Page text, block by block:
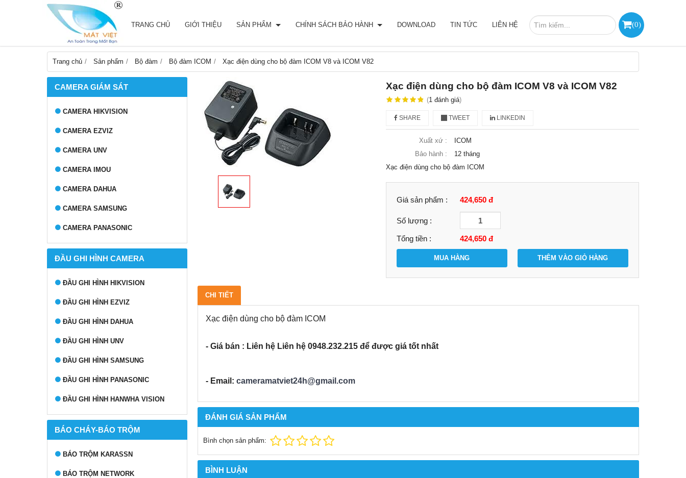
(0)
TRANG CHỦ GIỚI THIỆU SẢN PHẨM CHÍNH SÁCH BẢO HÀNH DOWNLOAD TIN TỨC LIÊN HỆ
Trang chủ Sản phẩm Bộ đàm Bộ đàm ICOM Xạc điện dùng cho bộ đàm ICOM V8 và ICOM V82
CAMERA GIÁM SÁT
CAMERA HIKVISION
CAMERA EZVIZ
CAMERA UNV
CAMERA IMOU
CAMERA DAHUA
CAMERA SAMSUNG
CAMERA PANASONIC
ĐẦU GHI HÌNH CAMERA
ĐẦU GHI HÌNH HIKVISION
ĐẦU GHI HÌNH EZVIZ
ĐẦU GHI HÌNH DAHUA
ĐẦU GHI HÌNH UNV
ĐẦU GHI HÌNH SAMSUNG
ĐẦU GHI HÌNH PANASONIC
ĐẦU GHI HÌNH HANWHA VISION
BÁO CHÁY-BÁO TRỘM
BÁO TRỘM KARASSN
BÁO TRỘM NETWORK
Xạc điện dùng cho bộ đàm ICOM V8 và ICOM V82
(1 đánh giá)
SHARE TWEET LINKEDIN
Xuất xứ :
ICOM
Bảo hành :
12 tháng
Xạc điện dùng cho bộ đàm ICOM
Giá sản phẩm : 424,650 đ
Số lượng :
Tổng tiền : 424,650đ
MUA HÀNG THÊM VÀO GIỎ HÀNG
CHI TIẾT
Xạc điện dùng cho bộ đàm ICOM
- Giá bán : Liên hệ Liên hệ 0948.232.215 để được giá tốt nhất
- Email: cameramatviet24h@gmail.com
ĐÁNH GIÁ SẢN PHẨM
Bình chọn sản phẩm:
BÌNH LUẬN